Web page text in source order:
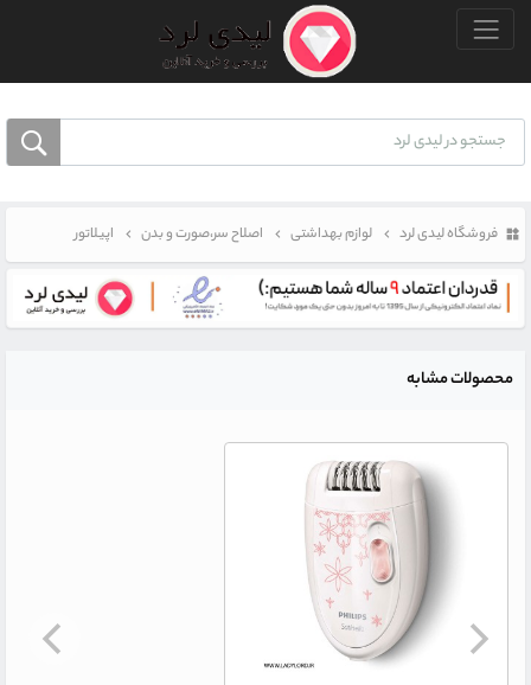
منو بالا
فروشگاه لیدی لرد لوازم بهداشتی اصلاح سر،صورت و بدن اپیلاتور
محصولات مشابه